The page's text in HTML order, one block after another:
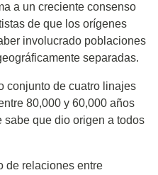
a un creciente consenso
de que los orígenes
involucrado poblaciones
separadas.
conjunto de cuatro linajes
80,000 y 60,000 años
que dio origen a todos
de relaciones entre